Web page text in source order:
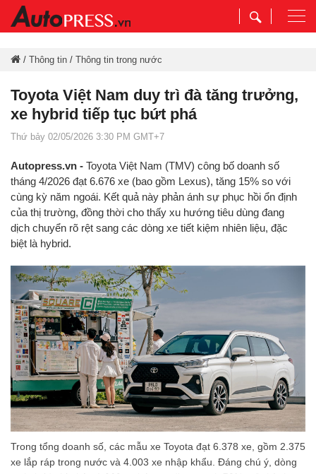
/ Thông tin / Thông tin trong nước
Toyota Việt Nam duy trì đà tăng trưởng,
xe hybrid tiếp tục bứt phá
Thứ bảy 02/05/2026 3:30 PM GMT+7
Autopress.vn - Toyota Việt Nam (TMV) công bố doanh số
tháng 4/2026 đạt 6.676 xe (bao gồm Lexus), tăng 15% so với
cùng kỳ năm ngoái. Kết quả này phản ánh sự phục hồi ổn định
của thị trường, đồng thời cho thấy xu hướng tiêu dùng đang
dịch chuyển rõ rệt sang các dòng xe tiết kiệm nhiên liệu, đặc
biệt là hybrid.
Trong tổng doanh số, các mẫu xe Toyota đạt 6.378 xe, gồm 2.375
xe lắp ráp trong nước và 4.003 xe nhập khẩu. Đáng chú ý, dòng